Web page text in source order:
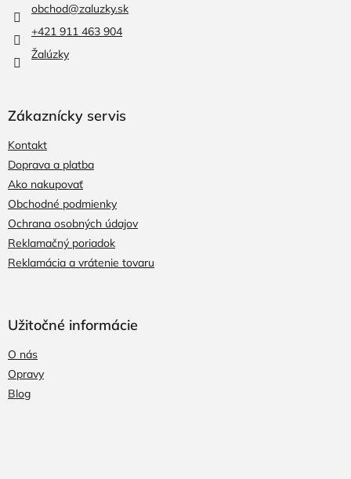
obchod@zaluzky.sk
+421 911 463 904
Žalúzky
Zákaznícky servis
Kontakt
Doprava a platba
Ako nakupovať
Obchodné podmienky
Ochrana osobných údajov
Reklamačný poriadok
Reklamácia a vrátenie tovaru
Užitočné informácie
O nás
Opravy
Blog